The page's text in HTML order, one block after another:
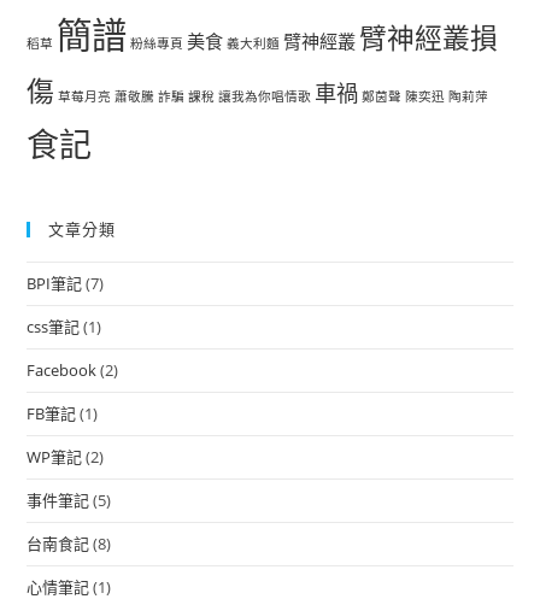
稻草 簡譜 粉絲專頁 美食 義大利麵 臂神經叢 臂神經叢損
傷 草莓月亮 蕭敬騰 詐騙 課稅 讓我為你唱情歌 車禍 鄭茵聲 陳奕迅 陶莉萍
食記
文章分類
BPI筆記(7)
css筆記(1)
Facebook(2)
FB筆記(1)
WP筆記(2)
事件筆記(5)
台南食記(8)
心情筆記(1)